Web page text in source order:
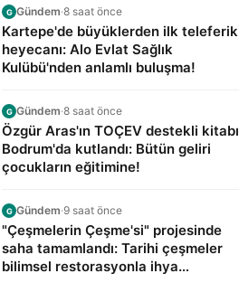
G Gündem·8 saat önce
Kartepe'de büyüklerden ilk teleferik
heyecanı: Alo Evlat Sağlık
Kulübü'nden anlamlı buluşma!
G Gündem·8 saat önce
Özgür Aras'ın TOÇEV destekli kitabı
Bodrum'da kutlandı: Bütün geliri
çocukların eğitimine!
G Gündem·9 saat önce
"Çeşmelerin Çeşme'si" projesinde
saha tamamlandı: Tarihi çeşmeler
bilimsel restorasyonla ihya